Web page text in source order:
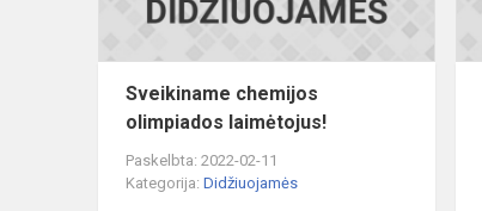
Sveikiname chemijos
olimpiados laimėtojus!
Paskelbta: 2022-02-11
Kategorija: Didžiuojamės